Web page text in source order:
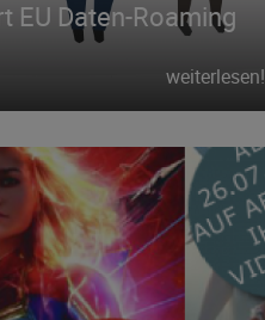
EU Daten-Roaming
weiterlesen!